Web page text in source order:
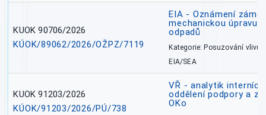
KUOK 90706/2026
KÚOK/89062/2026/OŽPZ/7119
EIA - Oznámení
mechanickou úpravu
odpadů
Kategorie: Posuzování vlivů
EIA/SEA
KUOK 91203/2026
KÚOK/91203/2026/PÚ/738
VŘ - analytik
oddělení podpory a
OKo